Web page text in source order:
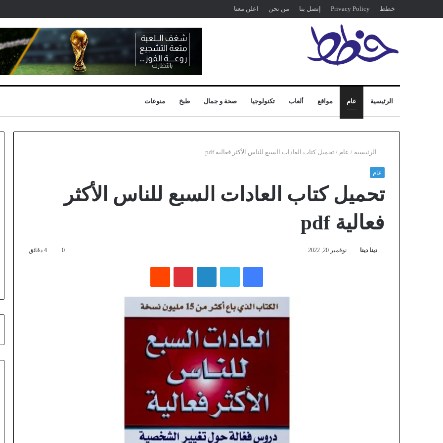
خطط Privacy Policy إتصل بنا من نحن اعلن معنا
الرئيسية عام مواقع ألعاب تكنولوجيا صحة و جمال طبخ منوعات
الرئيسية / عام / تحميل كتاب العادات السبع للناس الأكثر فعالية pdf
عام
تحميل كتاب العادات السبع للناس الأكثر
فعالية pdf
دينا دينا نوفمبر 20, 2022 0
فيسبوك لينكدإن بينتيريست